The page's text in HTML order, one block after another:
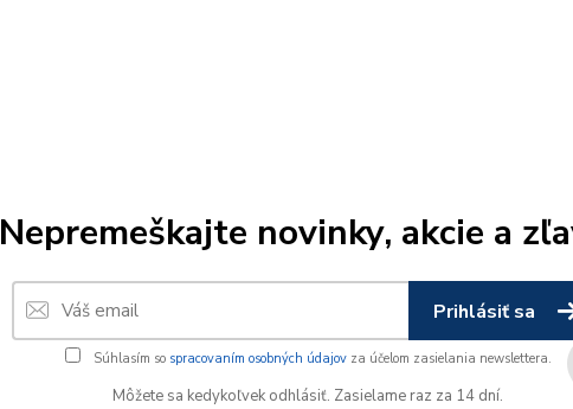
Nepremeškajte novinky, akcie a
Prihlásiť sa
Súhlasím so spracovaním osobných údajovza účelom zasielania newslettera.
Môžete sa kedykoľvek odhlásiť. Zasielame raz za 14 dní.